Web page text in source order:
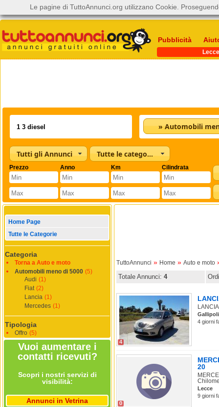
Pubblicità
Lecce
Tutti gli Annunci Tutte le categorie
Prezzo Anno Km Cilindrata
Home Page
Tutte le Categorie
Categoria
Torna a Auto e moto
Automobili meno di 5000 (5)
Audi (1)
Fiat (2)
Lancia (1)
Mercedes (1)
Tipologia
Offro (5)
Vuoi aumentare i
contatti ricevuti?
Scopri i nostri servizi di
visibilità:
Annunci in Vetrina
TuttoAnnunci » Home » Auto e moto
Totale Annunci: 4
4
Gallipoli
4 giorni
0
20
Lecce
9 giorni
Le pagine di TuttoAnnunci.org utilizzano Cookie.